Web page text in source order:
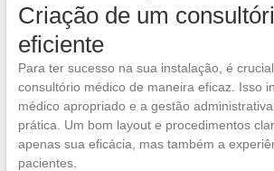
Criação de um
eficiente
Para ter sucesso na sua instalação, é
consultório médico de maneira eficaz. Isso
médico apropriado e a gestão
prática. Um bom layout e procedimentos
apenas sua eficácia, mas também a
pacientes.